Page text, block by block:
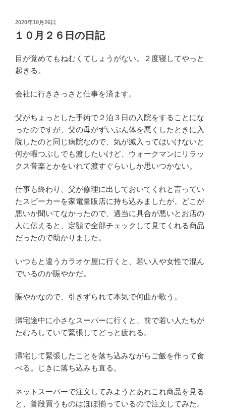
投
稿
日:
2020年10月26日
１０月２６日の日記
目が覚めてもねむくてしょうがない。２度寝してやっと
起きる。
会社に行きさっさと仕事を済ます。
父がちょっとした手術で２泊３日の入院をすることにな
ったのですが、父の母がずいぶん体を悪くしたときに入
院したのと同じ病院なので、気が滅入ってはいけないと
何か暇つぶしでも渡したいけど、ウォークマンにリラッ
クス音楽とかをいれて渡すぐらいしか思いつかない。
仕事も終わり、父が修理に出しておいてくれと言ってい
たスピーカーを家電量販店に持ち込みましたが、どこが
悪いか聞いてなかったので、適当に具合が悪いとお店の
人に伝えると、定額で全部チェックして見てくれる商品
だったので助かりました。
いつもと違うカラオケ屋に行くと、若い人や女性で混ん
でいるのか賑やかだ。
賑やかなので、引きずられて本気で何曲か歌う。
帰宅途中に小さなスーパーに行くと、前で若い人たちが
たむろしていて緊張してどっと疲れる。
帰宅して緊張したことを落ち込みながらご飯を作って食
べる。じきに落ち込みも直る。
ネットスーパーで注文してみようとあれこれ商品を見る
と、普段買うものはほぼ揃っているので注文してみた。